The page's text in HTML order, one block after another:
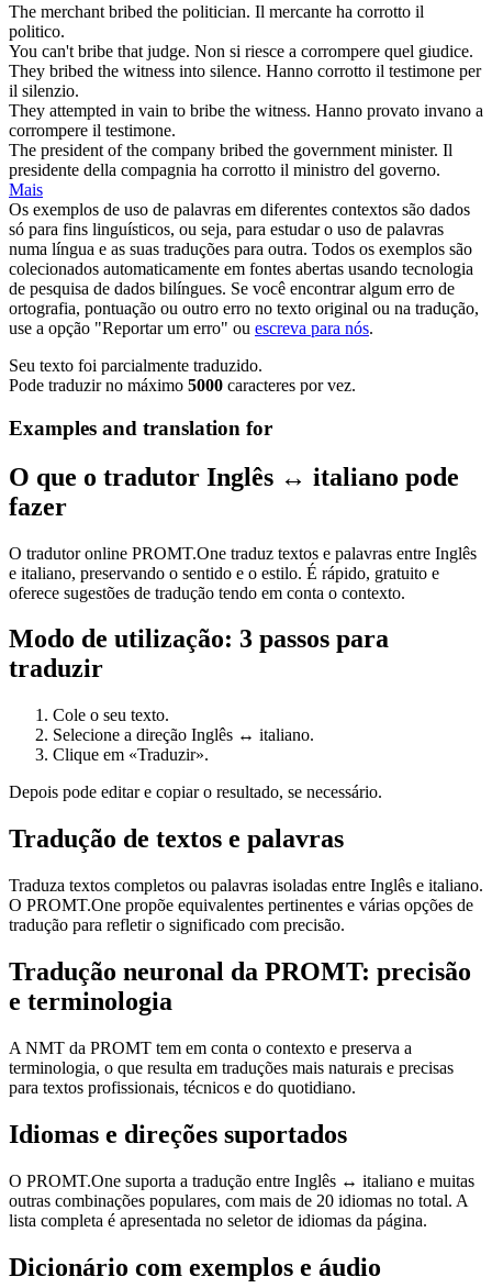
The merchant bribed the politician. Il mercante ha corrotto il
politico.
You can't bribe that judge. Non si riesce a corrompere quel giudice.
They bribed the witness into silence. Hanno corrotto il testimone per
il silenzio.
They attempted in vain to bribe the witness. Hanno provato invano a
corrompere il testimone.
The president of the company bribed the government minister. Il
presidente della compagnia ha corrotto il ministro del governo.
Mais
Os exemplos de uso de palavras em diferentes contextos são dados
só para fins linguísticos, ou seja, para estudar o uso de palavras
numa língua e as suas traduções para outra. Todos os exemplos são
colecionados automaticamente em fontes abertas usando tecnologia
de pesquisa de dados bilíngues. Se você encontrar algum erro de
ortografia, pontuação ou outro erro no texto original ou na tradução,
use a opção "Reportar um erro" ou escreva para nós.
Seu texto foi parcialmente traduzido.
Pode traduzir no máximo 5000 caracteres por vez.
Examples and translation for
O que o tradutor Inglês ↔ italiano pode
fazer
O tradutor online PROMT.One traduz textos e palavras entre Inglês
e italiano, preservando o sentido e o estilo. É rápido, gratuito e
oferece sugestões de tradução tendo em conta o contexto.
Modo de utilização: 3 passos para
traduzir
Cole o seu texto.
Selecione a direção Inglês ↔ italiano.
Clique em «Traduzir».
Depois pode editar e copiar o resultado, se necessário.
Tradução de textos e palavras
Traduza textos completos ou palavras isoladas entre Inglês e italiano.
O PROMT.One propõe equivalentes pertinentes e várias opções de
tradução para refletir o significado com precisão.
Tradução neuronal da PROMT: precisão
e terminologia
A NMT da PROMT tem em conta o contexto e preserva a
terminologia, o que resulta em traduções mais naturais e precisas
para textos profissionais, técnicos e do quotidiano.
Idiomas e direções suportados
O PROMT.One suporta a tradução entre Inglês ↔ italiano e muitas
outras combinações populares, com mais de 20 idiomas no total. A
lista completa é apresentada no seletor de idiomas da página.
Dicionário com exemplos e áudio